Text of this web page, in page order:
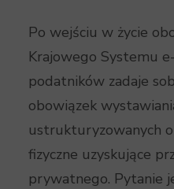
Po wejściu w życie
Krajowego Systemu
podatników zadaje
obowiązek
ustrukturyzowanych
fizyczne uzyskujące
prywatnego. Pytanie